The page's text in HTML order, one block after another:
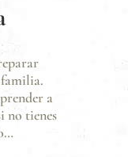
a
no tienes